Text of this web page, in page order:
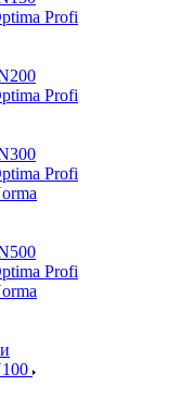
Profi
Profi
Profi
Profi